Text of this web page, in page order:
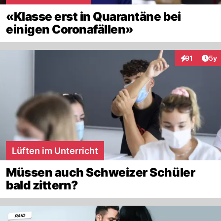
«Klasse erst in Quarantäne bei
einigen Coronafällen»
91 5y
Lüften im Unterricht
Müssen auch Schweizer Schüler
bald zittern?